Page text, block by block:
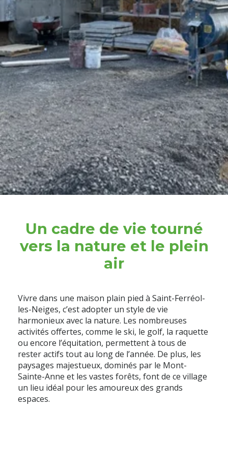
Un cadre de vie tourné
vers la nature et le plein
air
Vivre dans une maison plain pied à Saint-Ferréol-
les-Neiges, c’est adopter un style de vie
harmonieux avec la nature. Les nombreuses
activités offertes, comme le ski, le golf, la raquette
ou encore l’équitation, permettent à tous de
rester actifs tout au long de l’année. De plus, les
paysages majestueux, dominés par le Mont-
Sainte-Anne et les vastes forêts, font de ce village
un lieu idéal pour les amoureux des grands
espaces.